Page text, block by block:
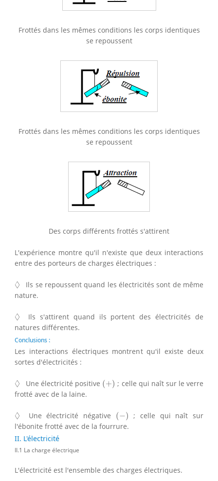
Frottés dans les mêmes conditions les corps identiques
se repoussent
Frottés dans les mêmes conditions les corps identiques
se repoussent
Des corps différents frottés s'attirent
L'expérience montre qu'il n'existe que deux interactions
entre des porteurs de charges électriques :
◊
◊
Ils se repoussent quand les électricités sont de même
nature.
◊
◊
Ils s'attirent quand ils portent des électricités de
natures différentes.
Conclusions :
Les interactions électriques montrent qu'il existe deux
sortes d'électricités :
◊
◊ Une électricité positive (+)
(+
; celle qui naît sur le verre
frotté avec de la laine.
◊
◊ Une électricité négative (−)
(−
; celle qui naît sur
l'ébonite frotté avec de la fourrure.
II. L'électricité
II.1 La charge électrique
L'électricité est l'ensemble des charges électriques.